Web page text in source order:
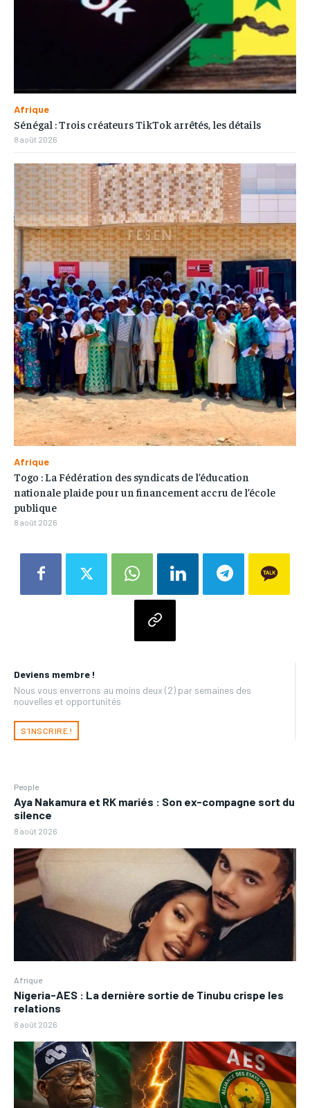
Deviens membre !
Nous vous enverrons au moins deux (2) par semaines des
nouvelles et opportunités
S'INSCRIRE !
People
Aya Nakamura et RK mariés : Son ex-compagne sort du
silence
8 août 2026
Afrique
Nigeria-AES : La dernière sortie de Tinubu crispe les
relations
8 août 2026
Afrique
Sénégal : Trois créateurs TikTok arrêtés, les détails
8 août 2026
Afrique
Togo : La Fédération des syndicats de l’éducation
nationale plaide pour un financement accru de l’école
publique
8 août 2026